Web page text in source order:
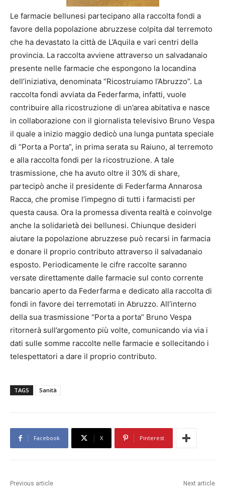
Le farmacie bellunesi partecipano alla raccolta fondi a
favore della popolazione abruzzese colpita dal terremoto
che ha devastato la città de L’Aquila e vari centri della
provincia. La raccolta avviene attraverso un salvadanaio
presente nelle farmacie che espongono la locandina
dell’iniziativa, denominata “Ricostruiamo l’Abruzzo”. La
raccolta fondi avviata da Federfarma, infatti, vuole
contribuire alla ricostruzione di un’area abitativa e nasce
in collaborazione con il giornalista televisivo Bruno Vespa
il quale a inizio maggio dedicò una lunga puntata speciale
di “Porta a Porta”, in prima serata su Raiuno, al terremoto
e alla raccolta fondi per la ricostruzione. A tale
trasmissione, che ha avuto oltre il 30% di share,
partecipò anche il presidente di Federfarma Annarosa
Racca, che promise l’impegno di tutti i farmacisti per
questa causa. Ora la promessa diventa realtà e coinvolge
anche la solidarietà dei bellunesi. Chiunque desideri
aiutare la popolazione abruzzese può recarsi in farmacia
e donare il proprio contributo attraverso il salvadanaio
esposto. Periodicamente le cifre raccolte saranno
versate direttamente dalle farmacie sul conto corrente
bancario aperto da Federfarma e dedicato alla raccolta di
fondi in favore dei terremotati in Abruzzo. All’interno
della sua trasmissione “Porta a porta” Bruno Vespa
ritornerà sull’argomento più volte, comunicando via via i
dati sulle somme raccolte nelle farmacie e sollecitando i
telespettatori a dare il proprio contributo.
TAGS Sanità
Facebook X Pinterest
Previous article Next article